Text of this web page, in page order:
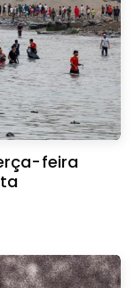
feira